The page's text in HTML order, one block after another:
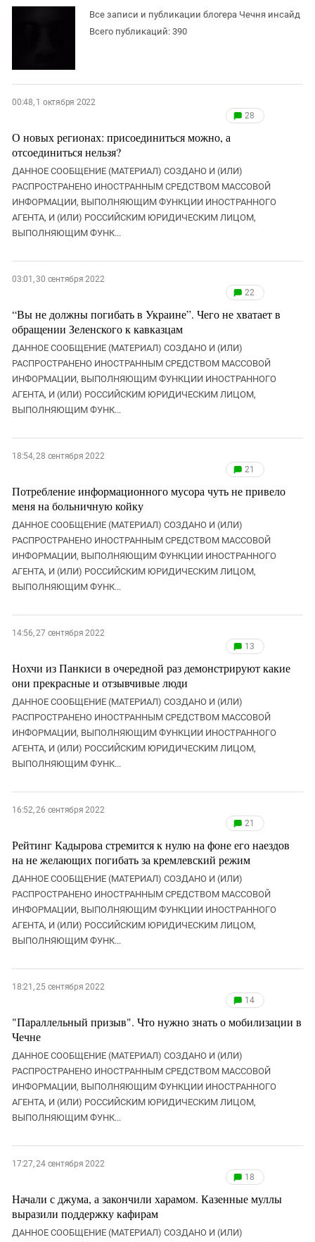
КАВКАЗ ЗА ПАЛЕСТИНУ
ИНАКОМЫСЛИЕ В ЧЕЧНЕ
Карачаево-Черкесия
Нагорный Карабах
Российская Федерация
Ростовская область
Северная Осетия - Алания
СКФО
Чечня
Южный Кавказ
Все записи и публикации блогера Чечня инсайд
Всего публикаций: 390
00:48, 1 октября 2022
28
О новых регионах: присоединиться можно, а
отсоединиться нельзя?
ДАННОЕ СООБЩЕНИЕ (МАТЕРИАЛ) СОЗДАНО И (ИЛИ)
РАСПРОСТРАНЕНО ИНОСТРАННЫМ СРЕДСТВОМ МАССОВОЙ
ИНФОРМАЦИИ, ВЫПОЛНЯЮЩИМ ФУНКЦИИ ИНОСТРАННОГО
АГЕНТА, И (ИЛИ) РОССИЙСКИМ ЮРИДИЧЕСКИМ ЛИЦОМ,
ВЫПОЛНЯЮЩИМ ФУНК...
03:01, 30 сентября 2022
22
“Вы не должны погибать в Украине”. Чего не хватает в
обращении Зеленского к кавказцам
ДАННОЕ СООБЩЕНИЕ (МАТЕРИАЛ) СОЗДАНО И (ИЛИ)
РАСПРОСТРАНЕНО ИНОСТРАННЫМ СРЕДСТВОМ МАССОВОЙ
ИНФОРМАЦИИ, ВЫПОЛНЯЮЩИМ ФУНКЦИИ ИНОСТРАННОГО
АГЕНТА, И (ИЛИ) РОССИЙСКИМ ЮРИДИЧЕСКИМ ЛИЦОМ,
ВЫПОЛНЯЮЩИМ ФУНК...
18:54, 28 сентября 2022
21
Потребление информационного мусора чуть не привело
меня на больничную койку
ДАННОЕ СООБЩЕНИЕ (МАТЕРИАЛ) СОЗДАНО И (ИЛИ)
РАСПРОСТРАНЕНО ИНОСТРАННЫМ СРЕДСТВОМ МАССОВОЙ
ИНФОРМАЦИИ, ВЫПОЛНЯЮЩИМ ФУНКЦИИ ИНОСТРАННОГО
АГЕНТА, И (ИЛИ) РОССИЙСКИМ ЮРИДИЧЕСКИМ ЛИЦОМ,
ВЫПОЛНЯЮЩИМ ФУНК...
14:56, 27 сентября 2022
13
Нохчи из Панкиси в очередной раз демонстрируют какие
они прекрасные и отзывчивые люди
ДАННОЕ СООБЩЕНИЕ (МАТЕРИАЛ) СОЗДАНО И (ИЛИ)
РАСПРОСТРАНЕНО ИНОСТРАННЫМ СРЕДСТВОМ МАССОВОЙ
ИНФОРМАЦИИ, ВЫПОЛНЯЮЩИМ ФУНКЦИИ ИНОСТРАННОГО
АГЕНТА, И (ИЛИ) РОССИЙСКИМ ЮРИДИЧЕСКИМ ЛИЦОМ,
ВЫПОЛНЯЮЩИМ ФУНК...
16:52, 26 сентября 2022
21
Рейтинг Кадырова стремится к нулю на фоне его наездов
на не желающих погибать за кремлевский режим
ДАННОЕ СООБЩЕНИЕ (МАТЕРИАЛ) СОЗДАНО И (ИЛИ)
РАСПРОСТРАНЕНО ИНОСТРАННЫМ СРЕДСТВОМ МАССОВОЙ
ИНФОРМАЦИИ, ВЫПОЛНЯЮЩИМ ФУНКЦИИ ИНОСТРАННОГО
АГЕНТА, И (ИЛИ) РОССИЙСКИМ ЮРИДИЧЕСКИМ ЛИЦОМ,
ВЫПОЛНЯЮЩИМ ФУНК...
18:21, 25 сентября 2022
14
"Параллельный призыв". Что нужно знать о мобилизации в
Чечне
ДАННОЕ СООБЩЕНИЕ (МАТЕРИАЛ) СОЗДАНО И (ИЛИ)
РАСПРОСТРАНЕНО ИНОСТРАННЫМ СРЕДСТВОМ МАССОВОЙ
ИНФОРМАЦИИ, ВЫПОЛНЯЮЩИМ ФУНКЦИИ ИНОСТРАННОГО
АГЕНТА, И (ИЛИ) РОССИЙСКИМ ЮРИДИЧЕСКИМ ЛИЦОМ,
ВЫПОЛНЯЮЩИМ ФУНК...
17:27, 24 сентября 2022
18
Начали с джума, а закончили харамом. Казенные муллы
выразили поддержку кафирам
ДАННОЕ СООБЩЕНИЕ (МАТЕРИАЛ) СОЗДАНО И (ИЛИ)